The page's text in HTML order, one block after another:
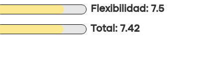
Flexibilidad: 7.5
Total: 7.42